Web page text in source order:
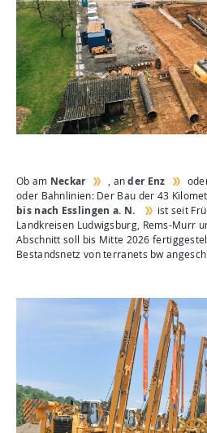
Aktuelles
Mediathek
Newsletter
Kontakt
Suche
Ob am Neckar , ander Enz
oder Bahnlinien: Der Bau der 43
bis nach Esslingen a. N.
ist seit
Landkreisen Ludwigsburg, Rems-Murr
Abschnitt soll bis Mitte 2026
Bestandsnetz von terranets bw